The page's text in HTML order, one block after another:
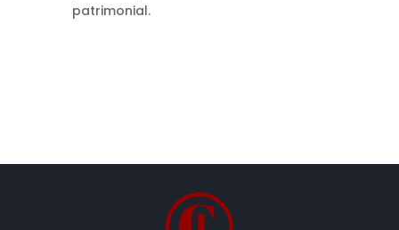
patrimonial.